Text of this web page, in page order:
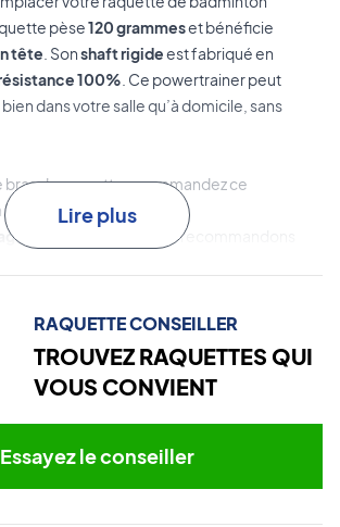
pèse120 grammeset bénéficie
tête . Sonshaft rigideest fabriqué en
100% . Ce powertrainer peut
dans votre salle qu’à domicile, sans
de raquette – commandez ce
dès aujourd’hui !
d’origine
– nous vous recommandons
de choisir le même cordage que
Lire plus
RAQUETTE CONSEILLER
TROUVEZ RAQUETTES QUI
VOUS CONVIENT
Essayez le conseiller